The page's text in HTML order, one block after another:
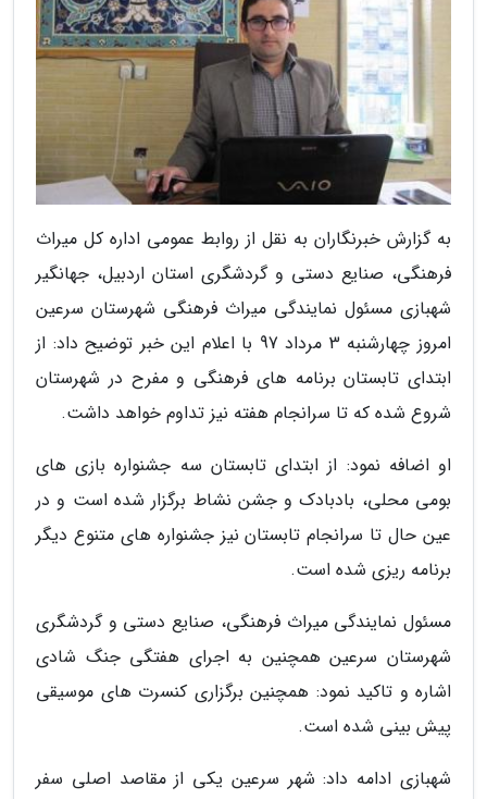
به گزارش خبرنگاران به نقل از روابط عمومی اداره کل میراث
فرهنگی، صنایع دستی و گردشگری استان اردبیل، جهانگیر
شهبازی مسئول نمایندگی میراث فرهنگی شهرستان سرعین
امروز چهارشنبه 3 مرداد 97 با اعلام این خبر توضیح داد: از
ابتدای تابستان برنامه های فرهنگی و مفرح در شهرستان
شروع شده که تا سرانجام هفته نیز تداوم خواهد داشت.
او اضافه نمود: از ابتدای تابستان سه جشنواره بازی های
بومی محلی، بادبادک و جشن نشاط برگزار شده است و در
عین حال تا سرانجام تابستان نیز جشنواره های متنوع دیگر
برنامه ریزی شده است.
مسئول نمایندگی میراث فرهنگی، صنایع دستی و گردشگری
شهرستان سرعین همچنین به اجرای هفتگی جنگ شادی
اشاره و تاکید نمود: همچنین برگزاری کنسرت های موسیقی
پیش بینی شده است.
شهبازی ادامه داد: شهر سرعین یکی از مقاصد اصلی سفر